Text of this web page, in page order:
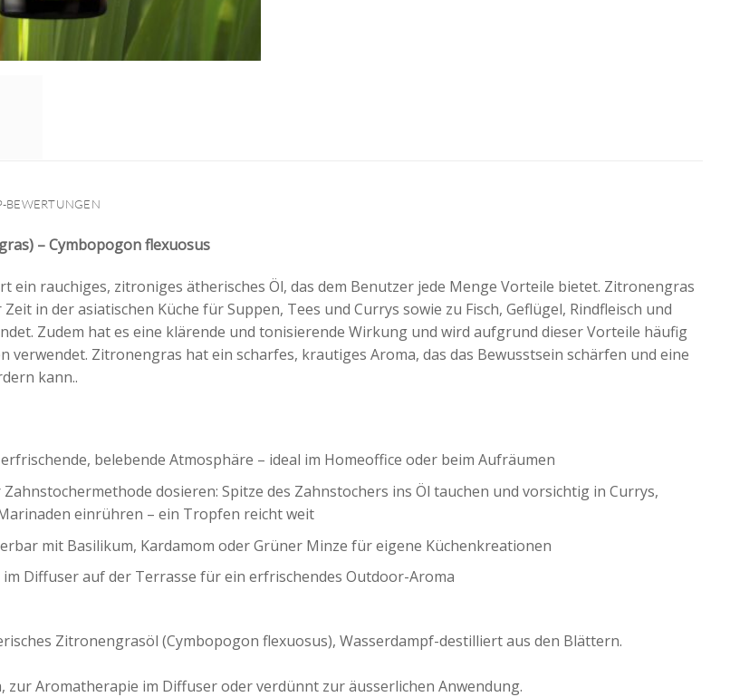
BEWERTUNGEN
– Cymbopogon flexuosus
ein rauchiges, zitroniges ätherisches Öl, das dem Benutzer jede Menge Vorteile bietet. Zitronengras
in der asiatischen Küche für Suppen, Tees und Currys sowie zu Fisch, Geflügel, Rindfleisch und
Zudem hat es eine klärende und tonisierende Wirkung und wird aufgrund dieser Vorteile häufig
verwendet. Zitronengras hat ein scharfes, krautiges Aroma, das das Bewusstsein schärfen und eine
kann..
belebende Atmosphäre – ideal im Homeoffice oder beim Aufräumen
dosieren: Spitze des Zahnstochers ins Öl tauchen und vorsichtig in Currys,
einrühren – ein Tropfen reicht weit
mit Basilikum, Kardamom oder Grüner Minze für eigene Küchenkreationen
Diffuser auf der Terrasse für ein erfrischendes Outdoor-Aroma
Zitronengrasöl (Cymbopogon flexuosus), Wasserdampf-destilliert aus den Blättern.
zur Aromatherapie im Diffuser oder verdünnt zur äusserlichen Anwendung.